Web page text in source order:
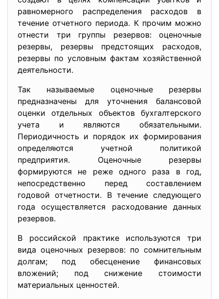
равномерного распределения расходов в
течение отчетного периода. К прочим можно
отнести три группы резервов: оценочные
резервы, резервы предстоящих расходов,
резервы по условным фактам хозяйственной
деятельности.
Так называемые оценочные резервы
предназначены для уточнения балансовой
оценки отдельных объектов бухгалтерского
учета и являются обязательными.
Периодичность и порядок их формирования
определяются учетной политикой
предприятия. Оценочные резервы
формируются не реже одного раза в год,
непосредственно перед составлением
годовой отчетности. В течение следующего
года осуществляется расходование данных
резервов.
В российской практике используются три
вида оценочных резервов: по сомнительным
долгам; под обесценение финансовых
вложений; под снижение стоимости
материальных ценностей.